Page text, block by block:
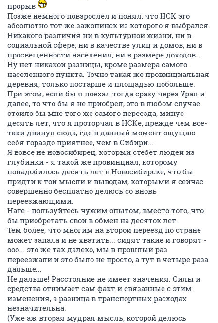
прорыв
Позже немного повзрослел и понял, что НСК это
абсолютно тот же зажопинск из которого я выбрался.
Никакого различия ни в культурной жизни, ни в
социальной сфере, ни в качестве улиц и домов, ни в
просвещенности населения, ни в размере доходов...
Ну нет никакой разницы, кроме размера самого
населенного пункта. Точно такая же провинциальная
деревня, только постарше и площадью побольше.
При этом, если бы я поехал тогда сразу через Урал и
далее, то что бы я не приобрел, это в любом случае
стоило бы мне того же самого переезда, минус
десять лет, что я проторчал в НСКе, прежде чем все-
таки двинул сюда, где в данный момент ощущаю
себя гораздо приятнее, чем в Сибири...
Я вовсе не новосибирец, который стебет людей из
глубинки - я такой же провинциал, которому
понадобилось десять лет в Новосибирске, что бы
придти к той мысли и выводам, которыми я сейчас
совершенно бесплатно делюсь со вновь
переезжающими.
Нате - пользуйтесь чужим опытом, вместо того, что
бы приобретать свой в обмен на десяток лет.
Тем более, что многим на второй переезд по стране
может запала и не хватить... сидят такие и говорят -
ооо... это же так далеко, мы в прошлый раз
переезжали и это было не просто, а тут в четыре раза
дальше...
Не дальше! Расстояние не имеет значения. Силы и
средства отнимает сам факт и связанные с этим
изменения, а разница в транспортных расходах
незначительна.
(Уже аж вторая мудрая мысль, которой делюсь